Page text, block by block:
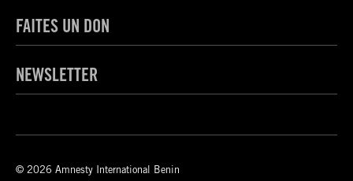
FAITES UN DON
NEWSLETTER
© 2026 Amnesty International Benin